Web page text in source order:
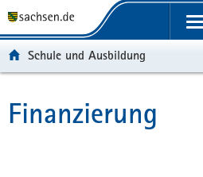
t
ü
t
n
p
n
t
e
t
-
Schule und Ausbildung
Hauptinhalt
Finanzierung